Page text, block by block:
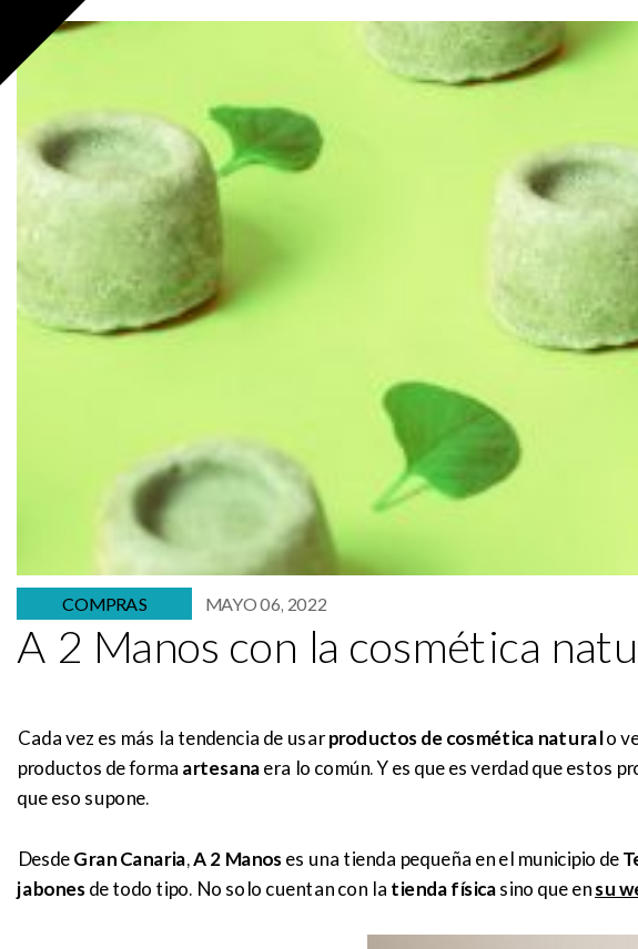
COMPRAS MAYO 06, 2022
A 2 Manos con la cosmética
Cada vez es más la tendencia de usarproductos de cosmética naturalo
productos de forma artesanaera lo común. Y es que es verdad que estos
que eso supone.
DesdeGran Canaria,A 2 Manoses una tienda pequeña en el municipio de
jabonesde todo tipo. No solo cuentan con la tienda físicasino que ensu